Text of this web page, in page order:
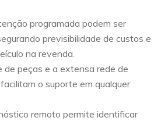
programada podem ser
previsibilidade de custos e
na revenda.
de peças e a extensa rede de
o suporte em qualquer
remoto permite identificar